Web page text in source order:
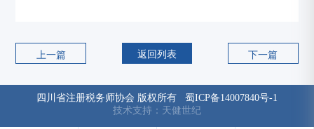
上一篇 返回列表 下一篇
四川省注册税务师协会 版权所有
蜀ICP备14007840号-1
技术支持：天健世纪